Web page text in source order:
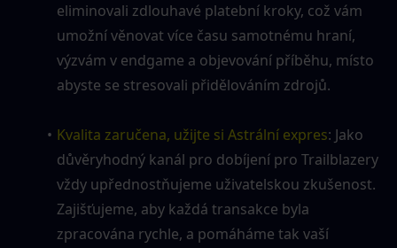
eliminovali zdlouhavé platební kroky, což vám
umožní věnovat více času samotnému hraní,
výzvám v endgame a objevování příběhu, místo
abyste se stresovali přidělováním zdrojů.
Kvalita zaručena, užijte si Astrální expres: Jako
důvěryhodný kanál pro dobíjení pro Trailblazery
vždy upřednostňujeme uživatelskou zkušenost.
Zajišťujeme, aby každá transakce byla
zpracována rychle, a pomáháme tak vaší